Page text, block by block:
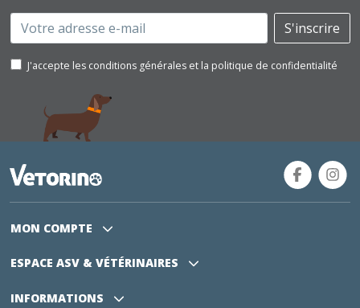
Email S'inscrire
J'accepte les conditions générales et la politique de confidentialité
MON COMPTE
ESPACE ASV & VÉTÉRINAIRES
INFORMATIONS